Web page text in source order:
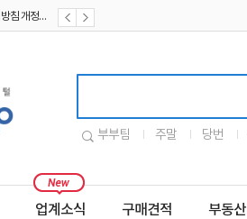
[공지] [호텔업] 개인정보 처리방침 개정본2 (19.09.02)
부부팀 주말 당번
업계소식 구매견적 부동산